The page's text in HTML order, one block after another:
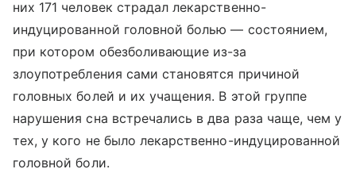
них 171 человек страдал лекарственно-
индуцированной головной болью — состоянием,
при котором обезболивающие из-за
злоупотребления сами становятся причиной
головных болей и их учащения. В этой группе
нарушения сна встречались в два раза чаще, чем у
тех, у кого не было лекарственно-индуцированной
головной боли.